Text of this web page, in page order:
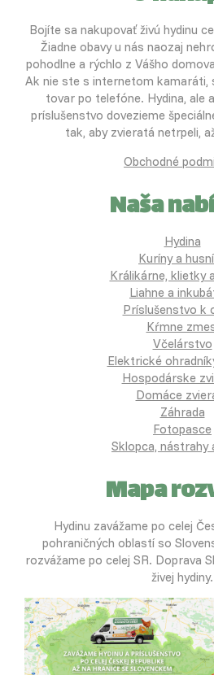
Bojíte sa nakupovať živú hydinu
Žiadne obavy u nás naozaj
pohodlne a rýchlo z Vášho
Ak nie ste s internetom kamaráti,
tovar po telefóne. Hydina, ale
príslušenstvo dovezieme
tak, aby zvieratá netrpeli,
Obchodné
Naša
Hydina
Kuríny a
Králikárne, klietky
Liahne a
Príslušenstvo k
Kŕmne
Včelárstvo
Elektrické
Hospodárske
Domáce
Záhrada
Fotopasce
Sklopca, nástrahy
Mapa
Hydinu zavážame po celej
pohraničných oblastí so
rozvážame po celej SR. Doprava
živej hydiny.